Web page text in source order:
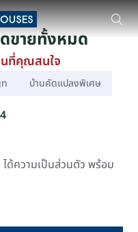
บ้านเดี่ยว โดย มัณฑนา ตั้
ขายทั้งหมด
นที่คุณสนใจ
บ้านคัดแปลงพิเศษ
ด้ความเป็นส่วนตัว พร้อม